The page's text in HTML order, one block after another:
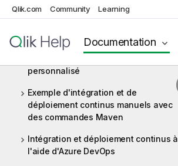
Qlik.com Community Learning
Documentation
Construire et déployer
vos artefacts
personnalisé
Exemple d'intégration et de
déploiement continus manuels avec
des commandes Maven
Intégration et déploiement continus à
l'aide d'Azure DevOps